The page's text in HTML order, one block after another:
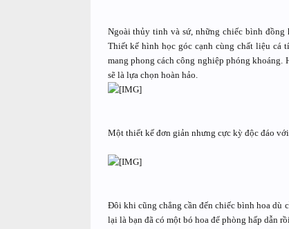
Ngoài thủy tinh và sứ, những chiếc bình
Thiết kế hình học góc cạnh cùng chất liệu cá
mang phong cách công nghiệp phóng khoáng.
sẽ là lựa chọn hoàn hảo.
Một thiết kế đơn giản nhưng cực kỳ độc đáo
Đôi khi cũng chẳng cần đến chiếc bình hoa dù
lại là bạn đã có một bó hoa để phòng hấp dẫn